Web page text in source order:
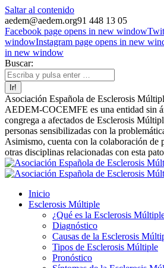
Saltar al contenido
aedem@aedem.org91 448 13 05
Facebook page opens in new window
windowInstagram page opens in new
in new window
Buscar:
Asociación Española de Esclerosis
AEDEM-COCEMFE es una entidad sin
congrega a afectados de Esclerosis
personas sensibilizadas con la
Asimismo, cuenta con la colaboración de
otras disciplinas relacionadas con esta
Inicio
Esclerosis Múltiple
¿Qué es la Esclerosis
Diagnóstico
Causas de la Esclerosis
Tipos de Esclerosis Múltiple
Pronóstico